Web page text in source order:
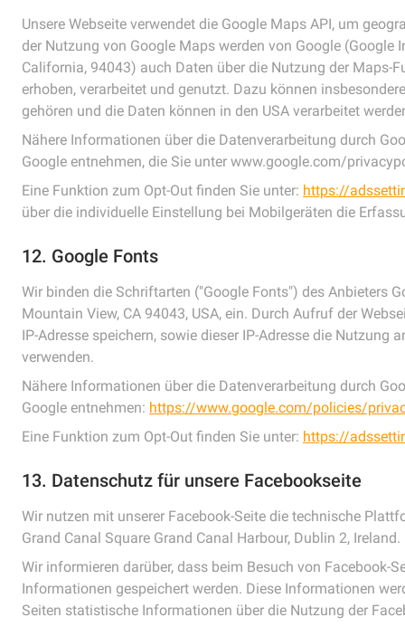
Unsere Webseite verwendet die Google Maps API, um
der Nutzung von Google Maps werden von Google (Google
California, 94043) auch Daten über die Nutzung der Maps-
erhoben, verarbeitet und genutzt. Dazu können
gehören und die Daten können in den USA verarbeitet
Nähere Informationen über die Datenverarbeitung durch
Google entnehmen, die Sie unter www.google.com/
Eine Funktion zum Opt-Out finden Sie unter: https://
über die individuelle Einstellung bei Mobilgeräten die
12. Google Fonts
Wir binden die Schriftarten ("Google Fonts") des Anbieters
Mountain View, CA 94043, USA, ein. Durch Aufruf der
IP-Adresse speichern, sowie dieser IP-Adresse die Nutzung
verwenden.
Nähere Informationen über die Datenverarbeitung durch
Google entnehmen: https://www.google.com/policies/
Eine Funktion zum Opt-Out finden Sie unter: https://
13. Datenschutz für unsere Facebookseite
Wir nutzen mit unserer Facebook-Seite die technische
Grand Canal Square Grand Canal Harbour, Dublin 2, Ireland.
Wir informieren darüber, dass beim Besuch von Facebook-
Informationen gespeichert werden. Diese Informationen
Seiten statistische Informationen über die Nutzung der